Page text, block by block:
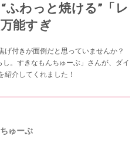
ふわっと焼ける”「レ
能すぎ
付きが面倒だと思っていませんか？
。すきなもんちゅーぶ」さんが、ダイ
紹介してくれました！
ゅーぶ